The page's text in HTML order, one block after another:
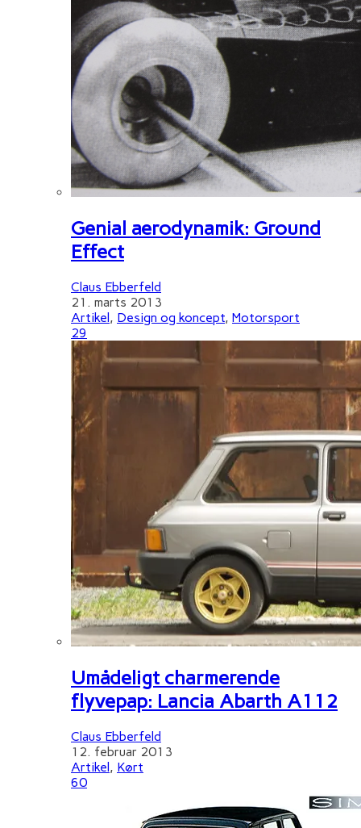
Genial aerodynamik: Ground
Effect
Claus Ebberfeld
21. marts 2013
Artikel, Design og koncept, Motorsport
29
Umådeligt charmerende
flyvepap: Lancia Abarth A112
Claus Ebberfeld
12. februar 2013
Artikel, Kørt
60